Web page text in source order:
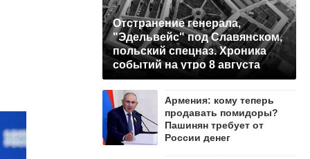
Отстранение генерала,
"Эдельвейс" под Славянском,
польский спецназ. Хроника
событий на утро 8 августа
Армения: кому теперь
продавать помидоры?
Пашинян требует от
России денег